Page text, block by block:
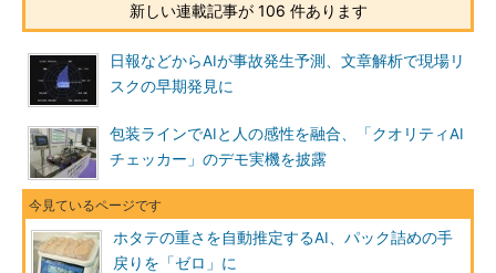
新しい連載記事が 106 件あります
日報などからAIが事故発生予測、文章解析で現場リ
スクの早期発見に
包装ラインでAIと人の感性を融合、「クオリティAI
チェッカー」のデモ実機を披露
ホタテの重さを自動推定するAI、パック詰めの手
戻りを「ゼロ」に